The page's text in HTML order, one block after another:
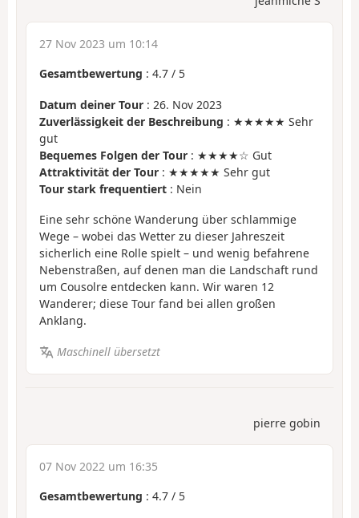
27 Nov 2023 um 10:14
Gesamtbewertung : 4.7 / 5
Datum deiner Tour : 26. Nov 2023
Zuverlässigkeit der Beschreibung : ★★★★★ Sehr
gut
Bequemes Folgen der Tour : ★★★★☆ Gut
Attraktivität der Tour : ★★★★★ Sehr gut
Tour stark frequentiert : Nein
Eine sehr schöne Wanderung über schlammige
Wege – wobei das Wetter zu dieser Jahreszeit
sicherlich eine Rolle spielt – und wenig befahrene
Nebenstraßen, auf denen man die Landschaft rund
um Cousolre entdecken kann. Wir waren 12
Wanderer; diese Tour fand bei allen großen
Anklang.
Maschinell übersetzt
pierre gobin
07 Nov 2022 um 16:35
Gesamtbewertung : 4.7 / 5